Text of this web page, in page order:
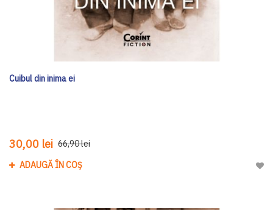
Cuibul din inima ei
30,00 lei 66,90 lei
ADAUGĂ ÎN COȘ